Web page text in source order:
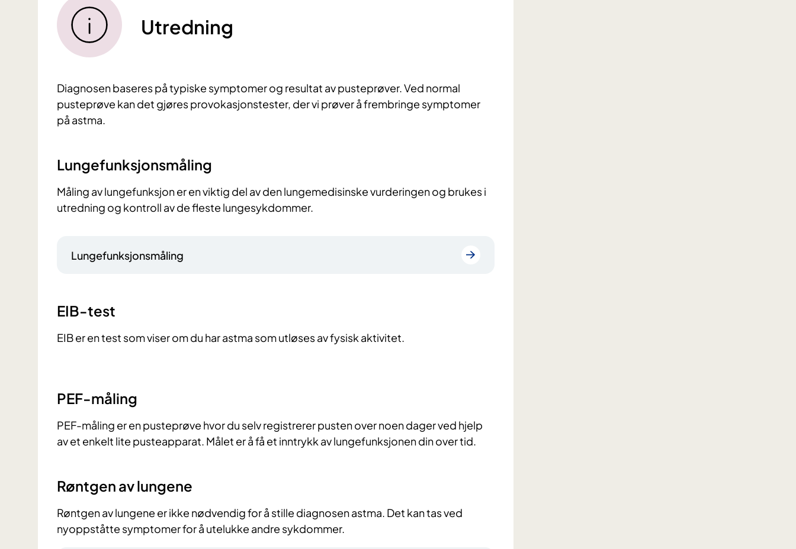
Utredning
Diagnosen baseres på typiske symptomer og resultat av pusteprøver. Ved normal
pusteprøve kan det gjøres provokasjonstester, der vi prøver å frembringe symptomer
på astma.
Lungefunksjonsmåling
Måling av lungefunksjon er en viktig del av den lungemedisinske vurderingen og brukes i
utredning og kontroll av de fleste lungesykdommer.
Lungefunksjonsmåling
EIB-test
EIB er en test som viser om du har astma som utløses av fysisk aktivitet.
PEF-måling
PEF-måling er en pusteprøve hvor du selv registrerer pusten over noen dager ved hjelp
av et enkelt lite pusteapparat. Målet er å få et inntrykk av lungefunksjonen din over tid.
Røntgen av lungene
Røntgen av lungene er ikke nødvendig for å stille diagnosen astma. Det kan tas ved
nyoppståtte symptomer for å utelukke andre sykdommer.